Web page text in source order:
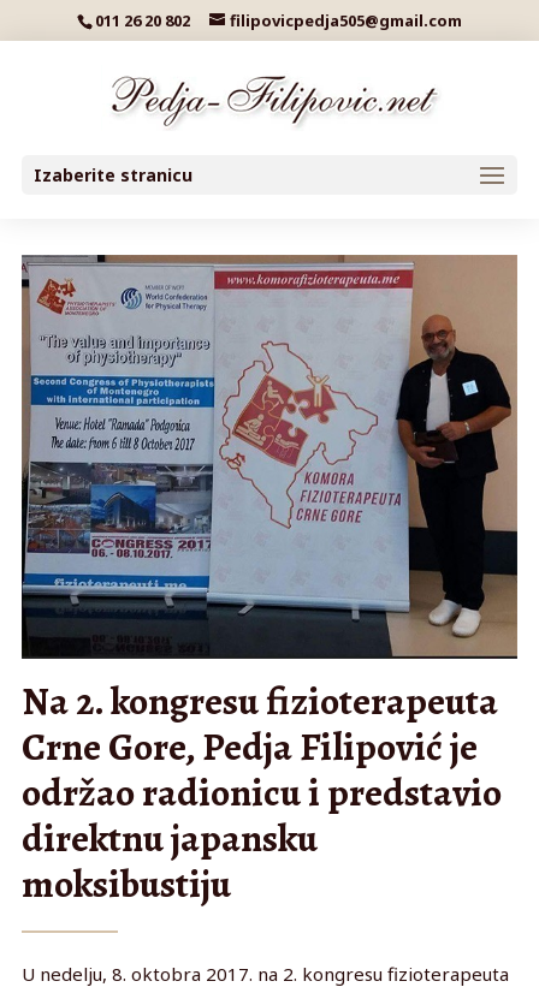
011 26 20 802 filipovicpedja505@gmail.com
Izaberite stranicu
Na 2. kongresu fizioterapeuta
Crne Gore, Pedja Filipović je
održao radionicu i predstavio
direktnu japansku
moksibustiju
U nedelju, 8. oktobra 2017. na 2. kongresu fizioterapeuta